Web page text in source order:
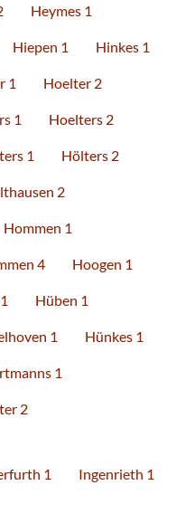
Heymes 1
Hiepen 1 Hinkes 1
1 Hoelter 2
1 Hoelters 2
1 Hölters 2
2
Hommen 1
4 Hoogen 1
Hüben 1
1 Hünkes 1
1
2
1 Ingenrieth 1